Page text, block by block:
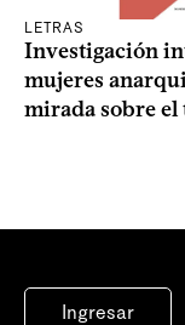
LETRAS
Investigación
mujeres
mirada sobre
Ingresar